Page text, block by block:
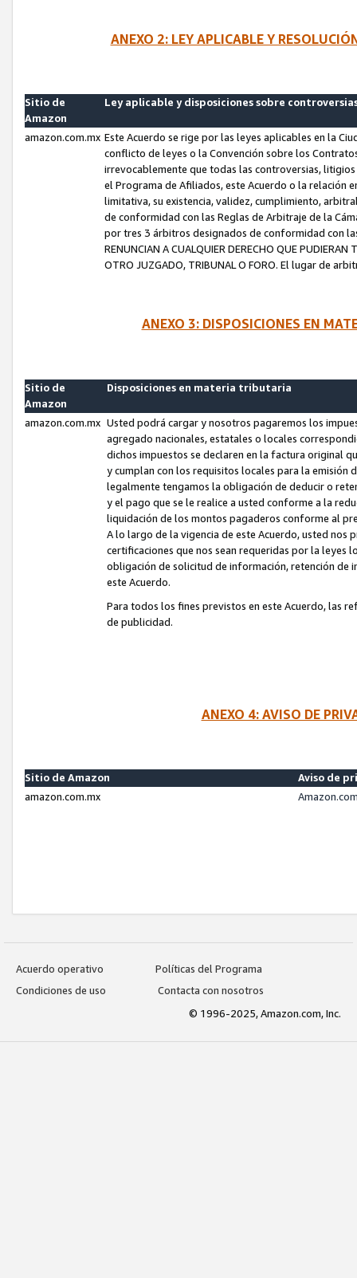
ANEXO 2: LEY APLICABLE Y
Sitio de
Amazon
Ley aplicable y disposiciones sobre
amazon.com.mx Este Acuerdo se rige por las leyes aplicables en la
conflicto de leyes o la Convención sobre los
irrevocablemente que todas las controversias,
el Programa de Afiliados, este Acuerdo o la relación
limitativa, su existencia, validez, cumplimiento,
de conformidad con las Reglas de Arbitraje de la
por tres 3 árbitros designados de conformidad con las
RENUNCIAN A CUALQUIER DERECHO QUE
OTRO JUZGADO, TRIBUNAL O FORO. El lugar de
ANEXO 3: DISPOSICIONES EN
Sitio de
Amazon
Disposiciones en materia tributaria
amazon.com.mx Usted podrá cargar y nosotros pagaremos los
agregado nacionales, estatales o locales
dichos impuestos se declaren en la factura original
y cumplan con los requisitos locales para la emisión
legalmente tengamos la obligación de deducir o
y el pago que se le realice a usted conforme a la
liquidación de los montos pagaderos conforme al
A lo largo de la vigencia de este Acuerdo, usted
certificaciones que nos sean requeridas por la leyes
obligación de solicitud de información, retención de
este Acuerdo.
Para todos los fines previstos en este Acuerdo, las
de publicidad.
ANEXO 4: AVISO DE
Sitio de Amazon
Aviso de
amazon.com.mx
Acuerdo operativo
Políticas del Programa
Condiciones de uso
Contacta con nosotros
© 1996-2025, Amazon.com, Inc.